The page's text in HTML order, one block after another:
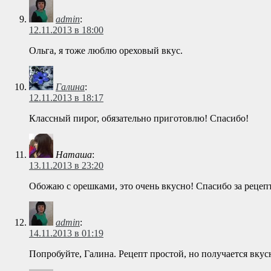
admin:
12.11.2013 в 18:00
Ольга, я тоже люблю ореховый вкус.
Галина:
12.11.2013 в 18:17
Классный пирог, обязательно приготовлю! Спасибо!
Наташа:
13.11.2013 в 23:20
Обожаю с орешками, это очень вкусно! Спасибо за
admin:
14.11.2013 в 01:19
Попробуйте, Галина. Рецепт простой, но получается